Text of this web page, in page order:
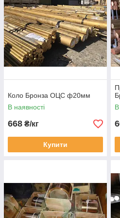
Коло Бронза ОЦС ф20мм
В наявності
668 ₴/кг
Купити
В